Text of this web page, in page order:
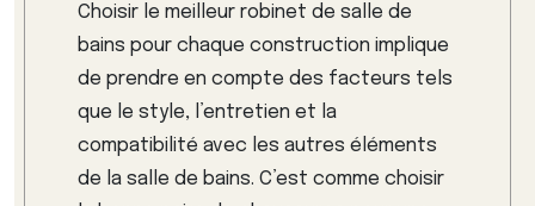
Choisir le meilleur robinet de salle de
bains pour chaque construction implique
de prendre en compte des facteurs tels
que le style, l’entretien et la
compatibilité avec les autres éléments
de la salle de bains. C’est comme choisir